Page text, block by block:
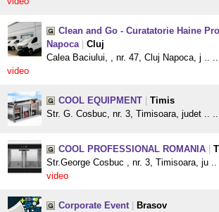
Clean and Go - Curatatorie Haine
Napoca
Cluj
Calea Baciului, , nr. 47, Cluj Napoca, j ..
video
COOL EQUIPMENT
Timis
Str. G. Cosbuc, nr. 3, Timisoara, judet ..
COOL PROFESSIONAL ROMANIA
Str.George Cosbuc , nr. 3, Timisoara, ju
video
Corporate Event
Brasov